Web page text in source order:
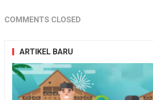
COMMENTS CLOSED
ARTIKEL BARU